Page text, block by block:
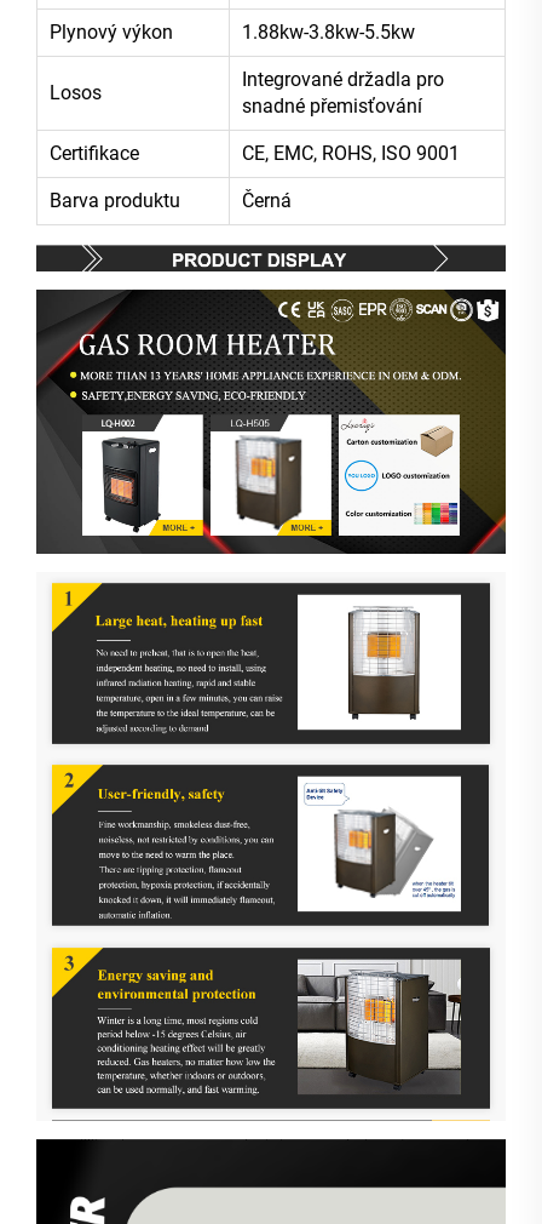
Plynový výkon 1.88kw-3.8kw-5.5kw
Losos
Integrované držadla pro
snadné přemisťování
Certifikace CE, EMC, ROHS, ISO 9001
Barva produktu Černá